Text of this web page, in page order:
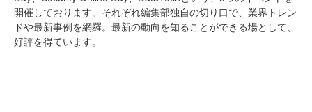
開催しております。それぞれ編集部独自の切り口で、業界トレン
ドや最新事例を網羅。最新の動向を知ることができる場として、
好評を得ています。